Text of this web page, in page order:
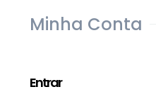
Minha Conta
Entrar